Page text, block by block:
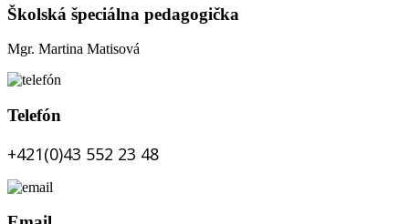
Školská špeciálna pedagogička
Mgr. Martina Matisová
Telefón
+421(0)43 552 23 48